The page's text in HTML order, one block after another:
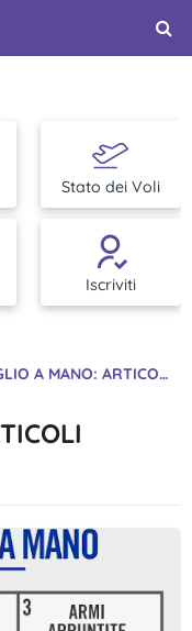
Stato dei Voli
Iscriviti
MANO: ARTICOLI PROIBITI E LIQUIDI